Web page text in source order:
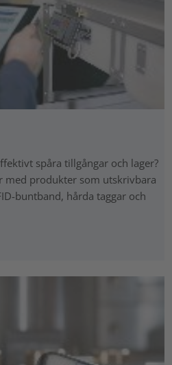
spåra tillgångar och lager?
med produkter som utskrivbara
buntband, hårda taggar och